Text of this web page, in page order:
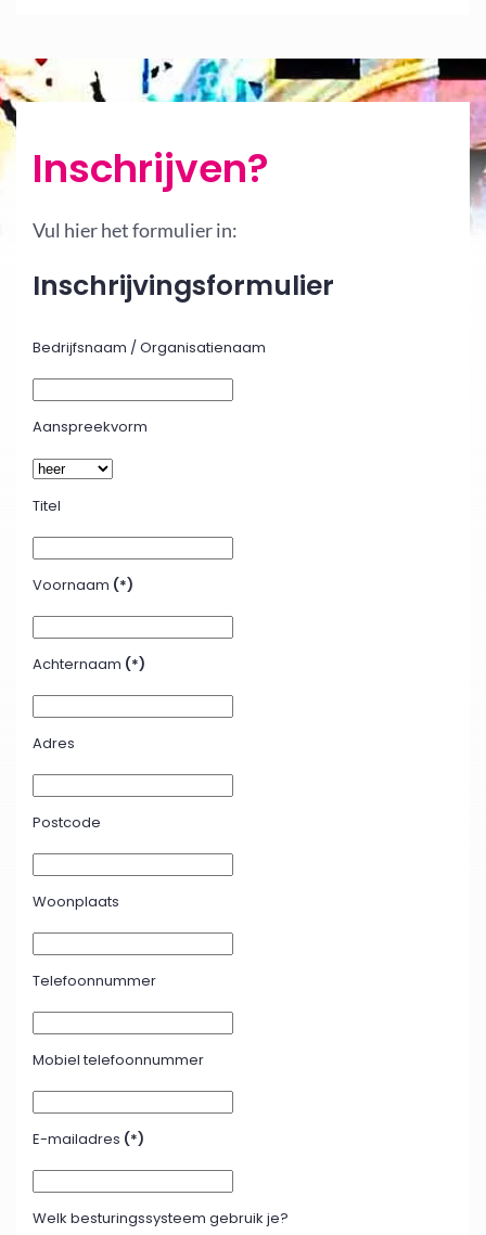
Inschrijven?
Vul hier het formulier in:
Inschrijvingsformulier
Bedrijfsnaam / Organisatienaam
Aanspreekvorm
Titel
Voornaam (*)
Achternaam (*)
Adres
Postcode
Woonplaats
Telefoonnummer
Mobiel telefoonnummer
E-mailadres (*)
Welk besturingssysteem gebruik je?